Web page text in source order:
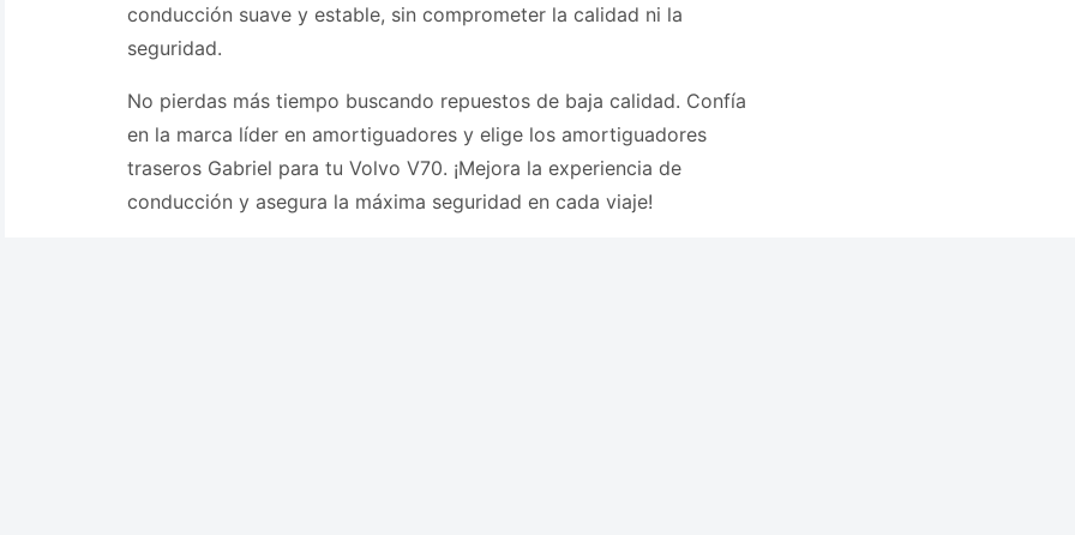
conducción suave y estable, sin comprometer la calidad ni la
seguridad.
No pierdas más tiempo buscando repuestos de baja calidad. Confía
en la marca líder en amortiguadores y elige los amortiguadores
traseros Gabriel para tu Volvo V70. ¡Mejora la experiencia de
conducción y asegura la máxima seguridad en cada viaje!